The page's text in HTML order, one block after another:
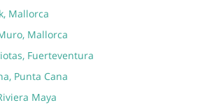
Mallorca
Mallorca
Fuerteventura
Punta Cana
Maya